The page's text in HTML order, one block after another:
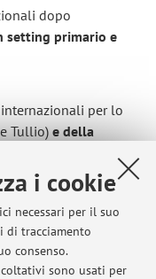
i cookie
necessari per il suo
di tracciamento
consenso.
sono usati per
dopo
setting primario e
per lo
Tullio)e della
ASSISTITA
per lo
(microscopia laser
laseredigital